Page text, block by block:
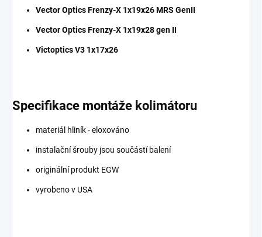
Vector Optics Frenzy-X 1x19x26 MRS GenII
Vector Optics Frenzy-X 1x19x28 gen II
Victoptics V3 1x17x26
Specifikace montáže kolimátoru
materiál hliník - eloxováno
instalační šrouby jsou součástí balení
originální produkt EGW
vyrobeno v USA